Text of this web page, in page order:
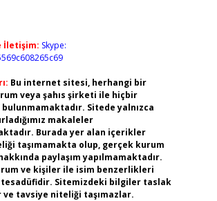
İletişim: Skype:
Bu internet sitesi, herhangi bir
veya şahıs şirketi ile hiçbir
bulunmamaktadır. Sitede yalnızca
makaleler
Burada yer alan içerikler
taşımamakta olup, gerçek kurum
paylaşım yapılmamaktadır.
ve kişiler ile isim benzerlikleri
Sitemizdeki bilgiler taslak
tavsiye niteliği taşımazlar.